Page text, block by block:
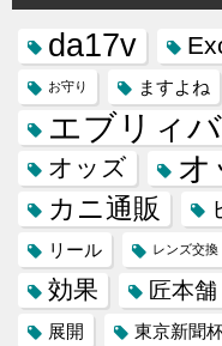
da17v
お守り ますよね
エブリィ
オッズ オ
カニ通販
リール レンズ交換
効果 匠本舗
展開
東京新聞